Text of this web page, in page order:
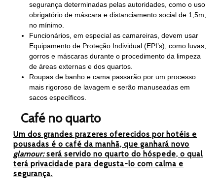
segurança determinadas pelas autoridades, como o uso
obrigatório de máscara e distanciamento social de 1,5m,
no mínimo.
Funcionários, em especial as camareiras, devem usar
Equipamento de Proteção Individual (EPI’s), como luvas,
gorros e máscaras durante o procedimento da limpeza
de áreas externas e dos quartos.
Roupas de banho e cama passarão por um processo
mais rigoroso de lavagem e serão manuseadas em
sacos específicos.
Café no quarto
Um dos grandes prazeres oferecidos por hotéis e
pousadas é o café da manhã, que ganhará novo
glamour:será servido no quarto do hóspede, o qual
terá privacidade para degusta-lo com calma e
segurança.